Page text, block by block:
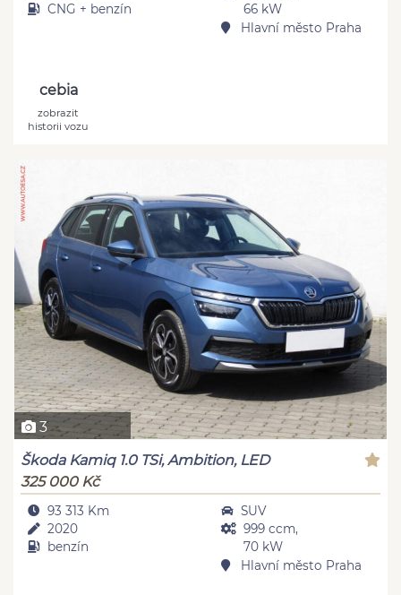
CNG + benzín
66 kW
Hlavní město Praha
cebia
zobrazit
historii vozu
3
Škoda Kamiq 1.0 TSi, Ambition, LED
325 000 Kč
93 313 Km
2020
benzín
SUV
999 ccm,
70 kW
Hlavní město Praha